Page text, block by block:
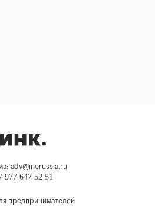
adv@incrussia.ru
977 647 52 51
предпринимателей